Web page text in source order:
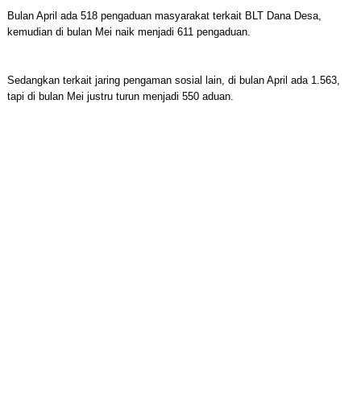
Bulan April ada 518 pengaduan masyarakat terkait BLT Dana Desa,
kemudian di bulan Mei naik menjadi 611 pengaduan.
Sedangkan terkait jaring pengaman sosial lain, di bulan April ada 1.563,
tapi di bulan Mei justru turun menjadi 550 aduan.